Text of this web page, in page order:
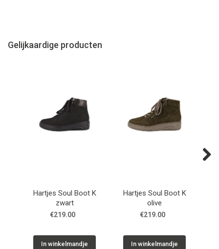
Gelijkaardige producten
Hartjes Soul Boot K
zwart
€219.00
In winkelmandje
Hartjes Soul Boot K
olive
€219.00
In winkelmandje